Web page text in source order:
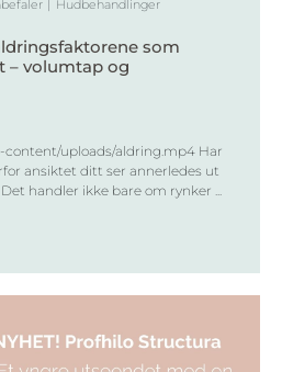
Hudbehandlinger
som
– volumtap og
uploads/aldring.mp4 Har
ansiktet ditt ser annerledes ut
handler ikke bare om rynker ...